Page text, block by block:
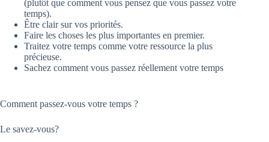
(plutôt que comment vous pensez que vous passez votre
temps).
Être clair sur vos priorités.
Faire les choses les plus importantes en premier.
Traitez votre temps comme votre ressource la plus
précieuse.
Sachez comment vous passez réellement votre temps
Comment passez-vous votre temps ?
Le savez-vous?